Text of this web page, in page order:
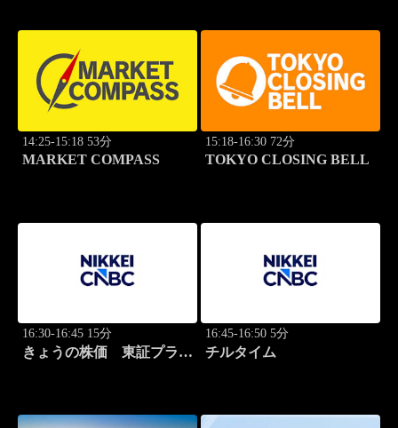
14:25-15:18 53分
MARKET COMPASS
15:18-16:30 72分
TOKYO CLOSING BELL
16:30-16:45 15分
きょうの株価 東証プライ
16:45-16:50 5分
チルタイム